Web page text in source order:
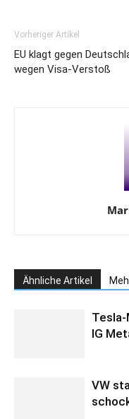
Vorheriger Artikel
EU klagt gegen
wegen Visa-Verstoß
Ähnliche Artikel
Tesla-
IG
VW